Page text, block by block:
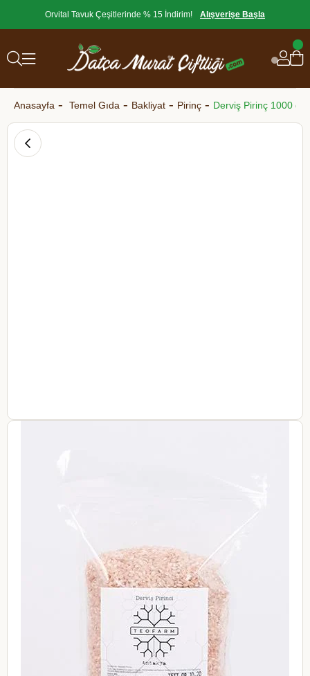
Orvital Tavuk Çeşitlerinde % 15 İndirim! Alışverişe Başla
Anasayfa Temel Gıda Bakliyat Pirinç Derviş Pirinç 1000 gr